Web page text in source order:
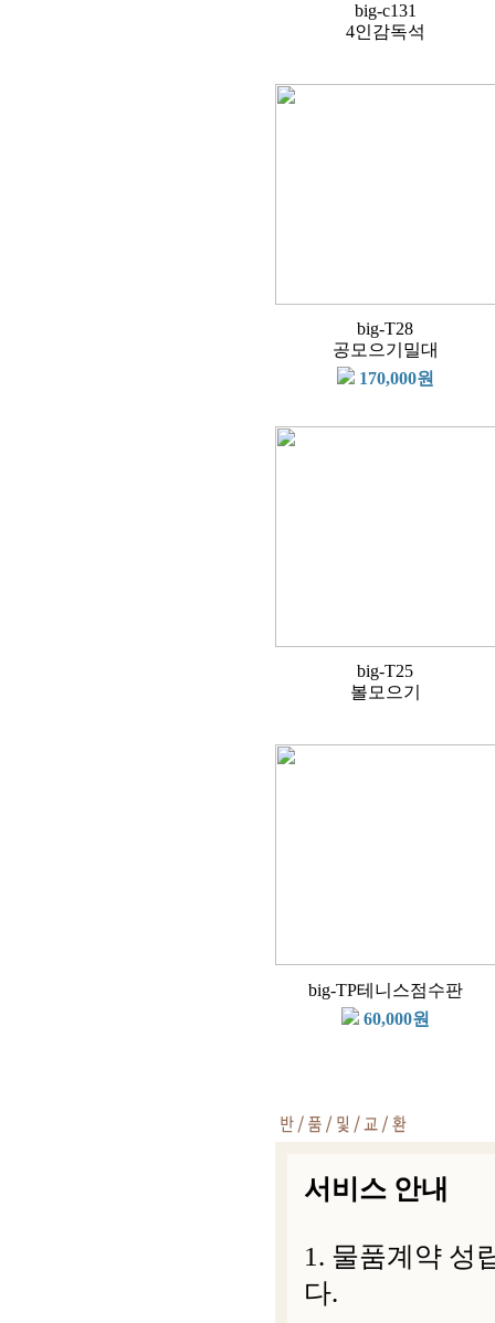
big-c131
4인감독석
big-T28
공모으기밀대
170,000원
big-T25
볼모으기
big-TP테니스점수판
60,000원
서비스 안내
1. 물품계약 성
다.